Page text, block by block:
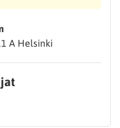
A Helsinki